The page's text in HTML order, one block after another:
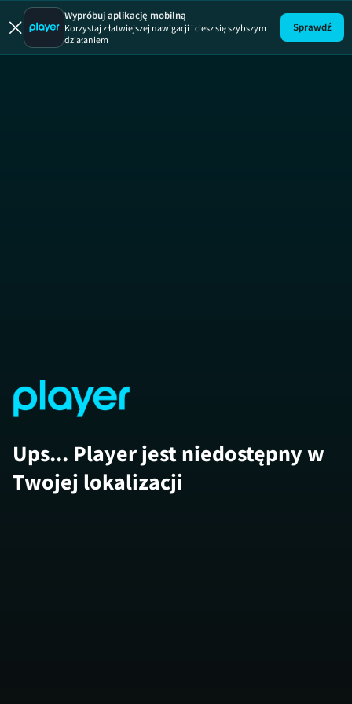
Wypróbuj aplikację mobilną
Korzystaj z łatwiejszej nawigacji i ciesz się szybszym
działaniem
Sprawdź
Ups... Player jest niedostępny w
Twojej lokalizacji